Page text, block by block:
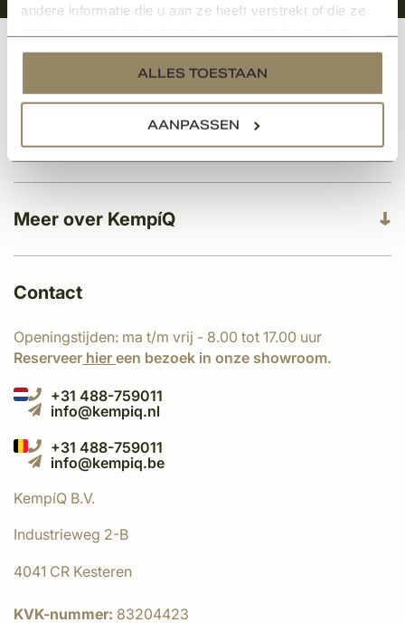
andere informatie die u aan ze heeft verstrekt of die ze
services.
ALLES TOESTAAN
AANPASSEN
Meer over KempíQ
Klantenservice
Categorieën
Contact
Openingstijden: ma t/m vrij - 8.00 tot 17.00 uur
Reserveer hier een bezoek in onze showroom.
+31 488-759011
info@kempiq.nl
+31 488-759011
info@kempiq.be
KempíQ B.V.
Industrieweg 2-B
4041 CR Kesteren
KVK-nummer: 83204423